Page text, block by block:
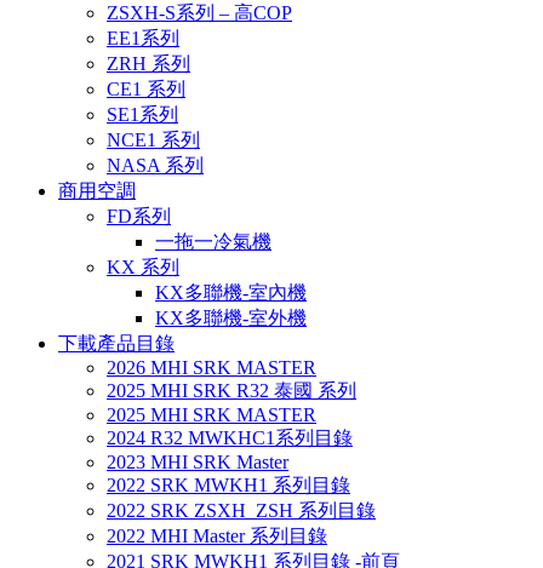
ZSXH-S系列 – 高COP
EE1系列
ZRH 系列
CE1 系列
SE1系列
NCE1 系列
NASA 系列
商用空調
FD系列
一拖一冷氣機
KX 系列
KX多聯機-室內機
KX多聯機-室外機
下載產品目錄
2026 MHI SRK MASTER
2025 MHI SRK R32 泰國 系列
2025 MHI SRK MASTER
2024 R32 MWKHC1系列目錄
2023 MHI SRK Master
2022 SRK MWKH1 系列目錄
2022 SRK ZSXH_ZSH 系列目錄
2022 MHI Master 系列目錄
2021 SRK MWKH1 系列目錄 -前頁